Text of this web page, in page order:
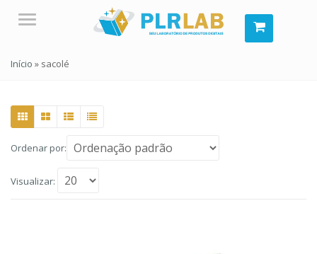
Menu
Início » sacolé
Ordenar por:
Visualizar: